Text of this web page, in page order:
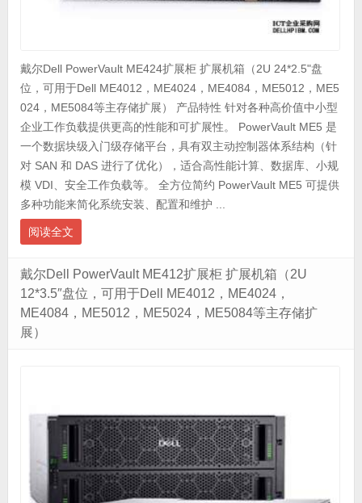
戴尔Dell PowerVault ME424扩展柜 扩展机箱（2U 24*2.5"盘
位，可用于Dell ME4012，ME4024，ME4084，ME5012，ME5
024，ME5084等主存储扩展） 产品特性 针对各种高价值中小型
企业工作负载提供更高的性能和可扩展性。 PowerVault ME5 是
一个数据块级入门级存储平台，具有双主动控制器体系结构（针
对 SAN 和 DAS 进行了优化），适合高性能计算、数据库、小规
模 VDI、安全工作负载等。 全方位简约 PowerVault ME5 可提供
多种功能来简化系统安装、配置和维护 ...
阅读全文
戴尔Dell PowerVault ME412扩展柜 扩展机箱（2U
12*3.5″盘位，可用于Dell ME4012，ME4024，
ME4084，ME5012，ME5024，ME5084等主存储扩
展）